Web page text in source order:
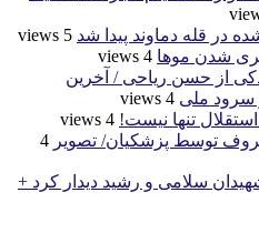
در قله دماوند پیدا شد 5 views
شدن موها 4 views
از حسن ریاحی / آخرین
سرود ملی 4 views
تنها نیست! 4 views
توسط پزشکیان/ تصویر 4
سلامی و رشید دیدار کرد +